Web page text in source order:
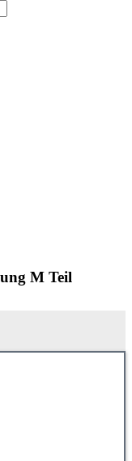
M Teil